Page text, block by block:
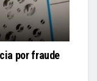
por fraude